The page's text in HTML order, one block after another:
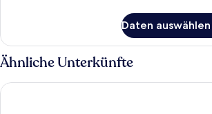
Penthouse,
Meerblick
Daten
Ähnliche Unterkünfte
Porto Galini Seaside Resort & Spa